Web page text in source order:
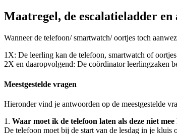
Maatregel, de escalatieladder en
Wanneer de telefoon/ smartwatch/ oortjes toch
1X: De leerling kan de telefoon, smartwatch of
2X en daaropvolgend: De coördinator leerlingzaken
Meestgestelde vragen
Hieronder vind je antwoorden op de meestgestelde
1. Waar moet ik de telefoon laten als deze niet
De telefoon moet bij de start van de lesdag in je kluis